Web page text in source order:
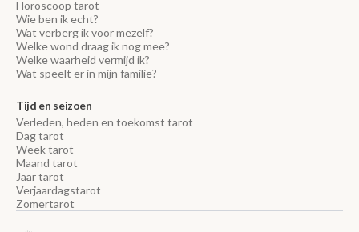
Horoscoop tarot
Wie ben ik echt?
Wat verberg ik voor mezelf?
Welke wond draag ik nog mee?
Welke waarheid vermijd ik?
Wat speelt er in mijn familie?
Tijd en seizoen
Verleden, heden en toekomst tarot
Dag tarot
Week tarot
Maand tarot
Jaar tarot
Verjaardagstarot
Zomertarot